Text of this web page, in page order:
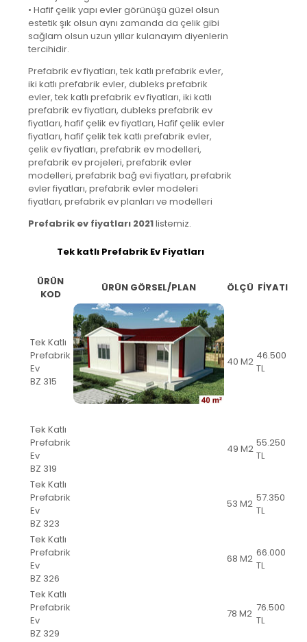
• Hafif çelik yapı evler görünüşü güzel olsun
estetik şık olsun aynı zamanda da çelik gibi
sağlam olsun uzun yıllar kulanayım diyenlerin
tercihidir.
Prefabrik ev fiyatları, tek katlı prefabrik evler,
iki katlı prefabrik evler, dubleks prefabrik
evler, tek katlı prefabrik ev fiyatları, iki katlı
prefabrik ev fiyatları, dubleks prefabrik ev
fiyatları, hafif çelik ev fiyatları, Hafif çelik evler
fiyatları, hafif çelik tek katlı prefabrik evler,
çelik ev fiyatları, prefabrik ev modelleri,
prefabrik ev projeleri, prefabrik evler
modelleri, prefabrik bağ evi fiyatları, prefabrik
evler fiyatları, prefabrik evler modeleri
fiyatları, prefabrik ev planları ve modelleri
Prefabrik ev fiyatları 2021listemiz.
Tek katlı Prefabrik Ev Fiyatları
ÜRÜN
KOD
ÜRÜN GÖRSEL/PLAN ÖLÇÜ FİYATI
Tek Katlı
Prefabrik
Ev
BZ 315
40 M2 46.500
TL
Tek Katlı
Prefabrik
Ev
BZ 319
49 M2 55.250
TL
Tek Katlı
Prefabrik
Ev
BZ 323
53 M2 57.350
TL
Tek Katlı
Prefabrik
Ev
BZ 326
68 M2 66.000
TL
Tek Katlı
Prefabrik
Ev
BZ 329
78 M2 76.500
TL